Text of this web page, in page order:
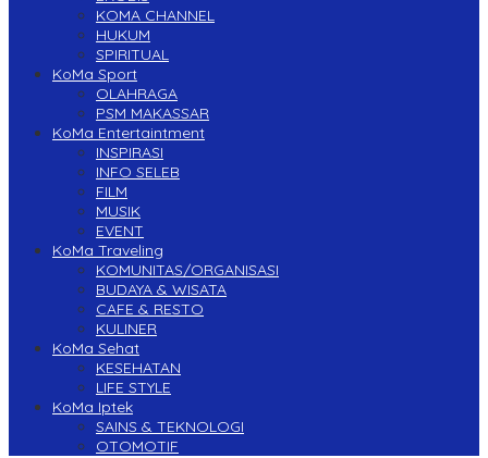
KOMA CHANNEL
HUKUM
SPIRITUAL
KoMa Sport
OLAHRAGA
PSM MAKASSAR
KoMa Entertaintment
INSPIRASI
INFO SELEB
FILM
MUSIK
EVENT
KoMa Traveling
KOMUNITAS/ORGANISASI
BUDAYA & WISATA
CAFE & RESTO
KULINER
KoMa Sehat
KESEHATAN
LIFE STYLE
KoMa Iptek
SAINS & TEKNOLOGI
OTOMOTIF